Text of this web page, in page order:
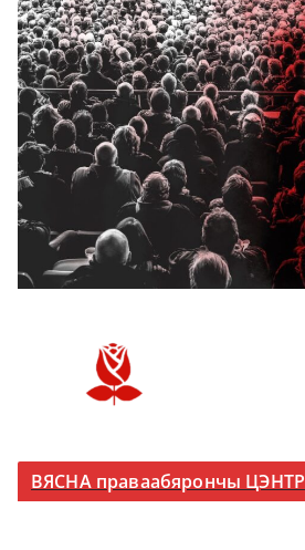
ВЯСНА праваабярончы ЦЭНТР